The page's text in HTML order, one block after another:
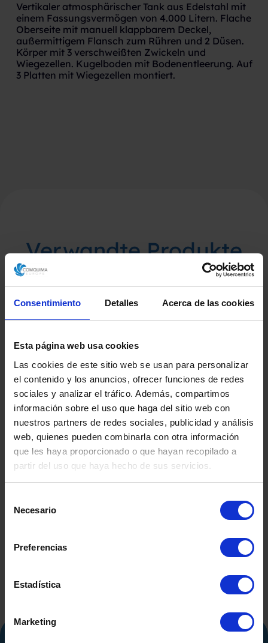
Consentimiento Detalles Acerca de las cookies
Esta página web usa cookies
Las cookies de este sitio web se usan para personalizar
el contenido y los anuncios, ofrecer funciones de redes
sociales y analizar el tráfico. Además, compartimos
información sobre el uso que haga del sitio web con
nuestros partners de redes sociales, publicidad y análisis
web, quienes pueden combinarla con otra información
que les haya proporcionado o que hayan recopilado a
partir del uso que haya hecho de sus servicios.
Necesario
Preferencias
Estadística
Marketing
Vertikaler atmosphärischer Tank aus Edelstahl mit
einem Fassungsvermögen von 4.000 Litern. Flache
Oberseite mit manuell klappbarem Deckel,
außermittigem Flansch zum Rühren und 2 Düsen.
Körper mit 3 verschweißten Zwickeln und
Wiegezellen. Kugelboden mit Bodenentleerung. Auf
3 Platten mit Wiegezellen montiert.
Verwandte Produkte
CO.INOX